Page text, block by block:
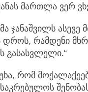
მართლა ვერ
ჯანაშვილს
დროს, რამდენი
გასასვლელი.“
რომ